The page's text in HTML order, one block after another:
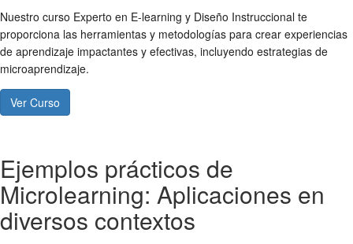
Nuestro curso Experto en E-learning y Diseño Instruccional te
proporciona las herramientas y metodologías para crear experiencias
de aprendizaje impactantes y efectivas, incluyendo estrategias de
microaprendizaje.
Ver Curso
Ejemplos prácticos de
Microlearning: Aplicaciones en
diversos contextos